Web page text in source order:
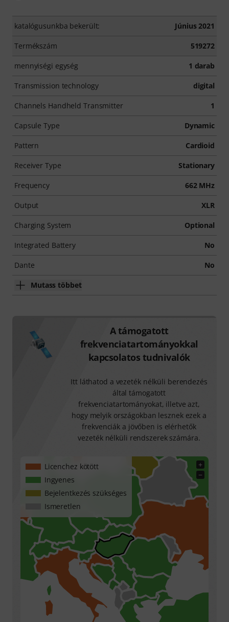
katalógusunkba bekerült: Június 2021
Termékszám 519272
mennyiségi egység 1 darab
Transmission technology digital
Channels Handheld Transmitter 1
Capsule Type Dynamic
Pattern Cardioid
Receiver Type Stationary
Frequency 662 MHz
Output XLR
Charging System Optional
Integrated Battery No
Dante No
Mutass többet
A támogatott
frekvenciatartományokkal
kapcsolatos tudnivalók
Itt láthatod a vezeték nélküli berendezés
által támogatott
frekvenciatartományokat, illetve azt,
hogy melyik országokban lesznek ezek a
frekvenciák a jövőben is elérhetők
vezeték nélküli rendszerek számára.
+
−
Licenchez kötött
Ingyenes
Bejelentkezés szükséges
Ismeretlen